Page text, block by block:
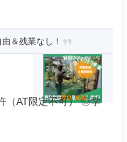
＆残業なし！
（AT限定不可） ◎学